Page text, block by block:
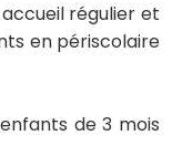
régulier et
en périscolaire
de 3 mois